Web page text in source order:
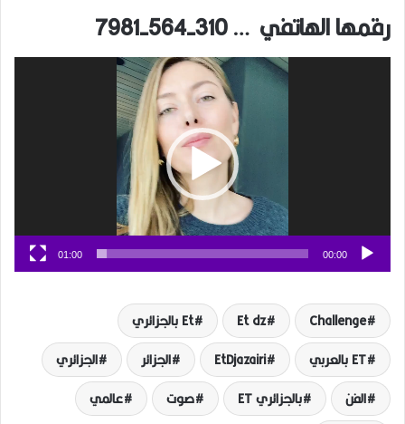
رقمها الهاتفي … 310-564-7981
00:00
01:00
Challenge
Et dz
Et بالجزائري
ET بالعربي
EtDjazairi الجزائر
الجزائري
الفن
بالجزائري ET صوت
عالمي